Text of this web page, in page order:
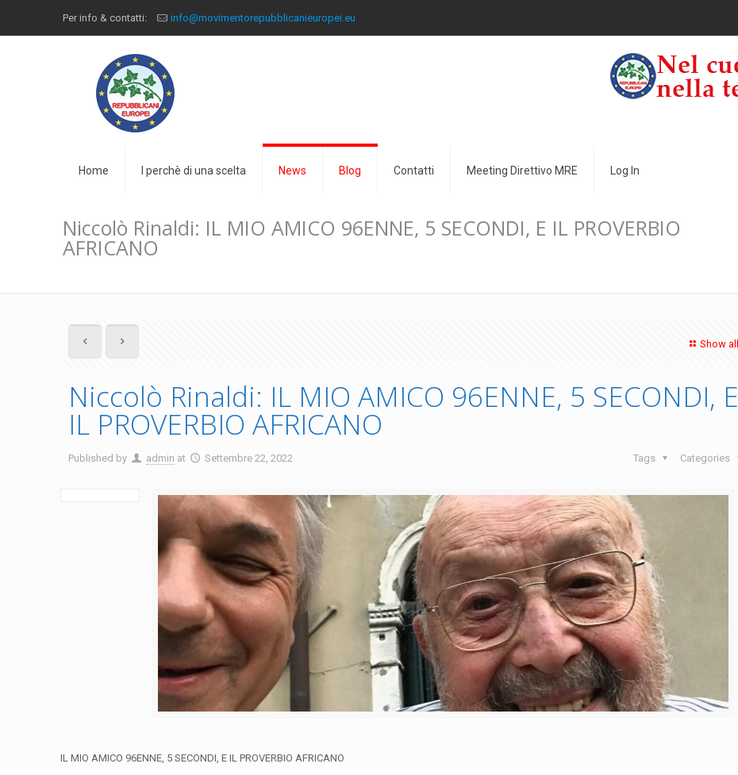
Per info & contatti: info@movimentorepubblicanieuropei.eu
Home I perchè di una scelta News Blog Contatti Meeting Direttivo MRE Log In
Niccolò Rinaldi: IL MIO AMICO 96ENNE, 5 SECONDI, E IL PROVERBIO
AFRICANO
Show all
Niccolò Rinaldi: IL MIO AMICO 96ENNE, 5 SECONDI, E
IL PROVERBIO AFRICANO
Published by admin at Settembre 22, 2022 Categories
Tags
IL MIO AMICO 96ENNE, 5 SECONDI, E IL PROVERBIO AFRICANO